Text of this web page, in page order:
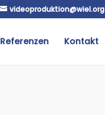
videoproduktion@wiel.org
Referenzen Kontakt